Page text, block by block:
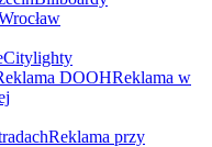
Citylighty
DOOHReklama w
Reklama przy